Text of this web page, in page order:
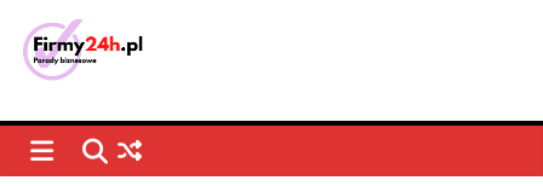
contentPorady
biznesowe,